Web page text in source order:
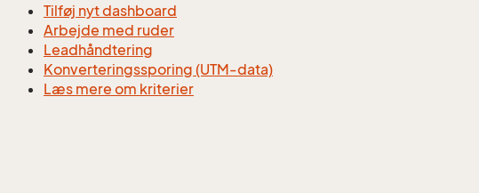
Tilføj nyt dashboard
Arbejde med ruder
Leadhåndtering
Konverteringssporing (UTM-data)
Læs mere om kriterier